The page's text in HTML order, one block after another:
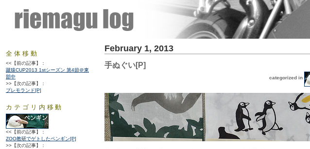
February 1, 2013
手ぬぐい[P]
categorized in
全体移動
<<【前の記事】：
蹴猿CUP2013 1stシーズン 第4節＠東
部中
>>【次の記事】：
プレモランド[P]
カテゴリ内移動
<<【前の記事】：
ZOO教研でゲトしたペンギン[P]
>>【次の記事】：